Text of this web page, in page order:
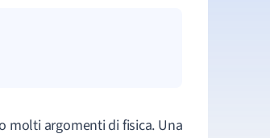
molti argomenti di fisica. Una